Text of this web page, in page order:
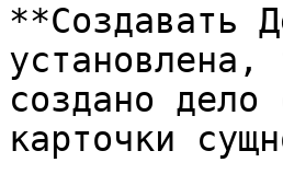
**Создавать
установлена,
создано дело
карточки